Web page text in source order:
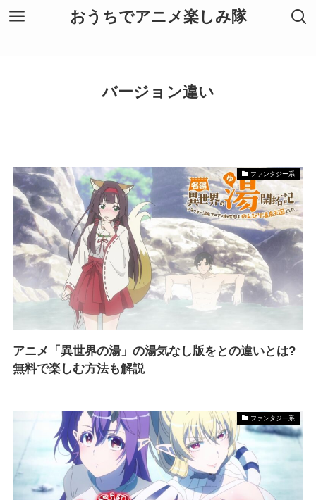
おうちでアニメ楽しみ隊
バージョン違い
ファンタジー系
アニメ「異世界の湯」の湯気なし版をとの違いとは?
無料で楽しむ方法も解説
ファンタジー系